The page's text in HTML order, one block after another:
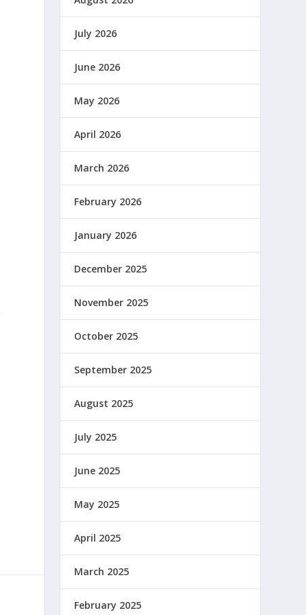
July 2026
June 2026
May 2026
April 2026
March 2026
February 2026
January 2026
December 2025
November 2025
October 2025
September 2025
August 2025
July 2025
June 2025
May 2025
April 2025
March 2025
February 2025